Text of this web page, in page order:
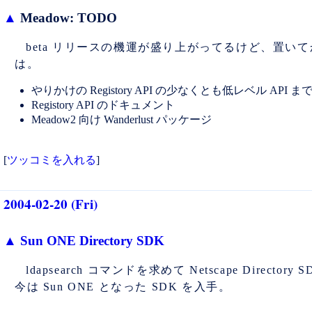
▲ Meadow: TODO
beta リリースの機運が盛り上がってるけど、置い
は。
やりかけの Registory API の少なくとも低レベル API ま
Registory API のドキュメント
Meadow2 向け Wanderlust パッケージ
[ツッコミを入れる]
2004-02-20 (Fri)
▲ Sun ONE Directory SDK
ldapsearch コマンドを求めて Netscape Directory
今は Sun ONE となった SDK を入手。